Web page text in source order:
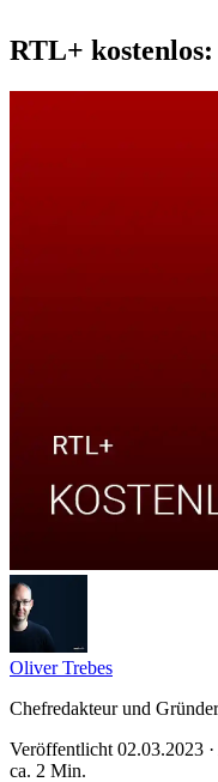
RTL+
Oliver Trebes
Chefredakteur und
Veröffentlicht 02.03.2023
ca. 2 Min.